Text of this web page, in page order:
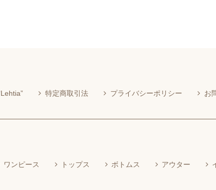
特定商取引法 プライバシーポリシー お
ワンピース トップス ボトムス アウター